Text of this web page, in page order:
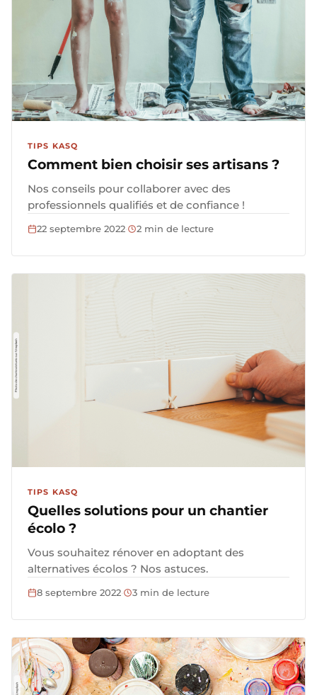
TIPS KASQ
Comment bien choisir ses artisans ?
Nos conseils pour collaborer avec des
professionnels qualifiés et de confiance !
22 septembre 2022· 2 min de lecture
TIPS KASQ
Quelles solutions pour un chantier
écolo ?
Vous souhaitez rénover en adoptant des
alternatives écolos ? Nos astuces.
8 septembre 2022· 3 min de lecture